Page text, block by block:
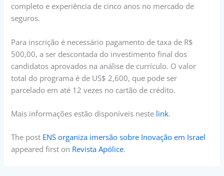
completo e experiência de cinco anos no mercado de
seguros.
Para inscrição é necessário pagamento de taxa de R$
500,00, a ser descontada do investimento final dos
candidatos aprovados na análise de currículo. O valor
total do programa é de US$ 2,600, que pode ser
parcelado em até 12 vezes no cartão de crédito.
Mais informações estão disponíveis neste link.
The post ENS organiza imersão sobre Inovação em Israel
appeared first on Revista Apólice.